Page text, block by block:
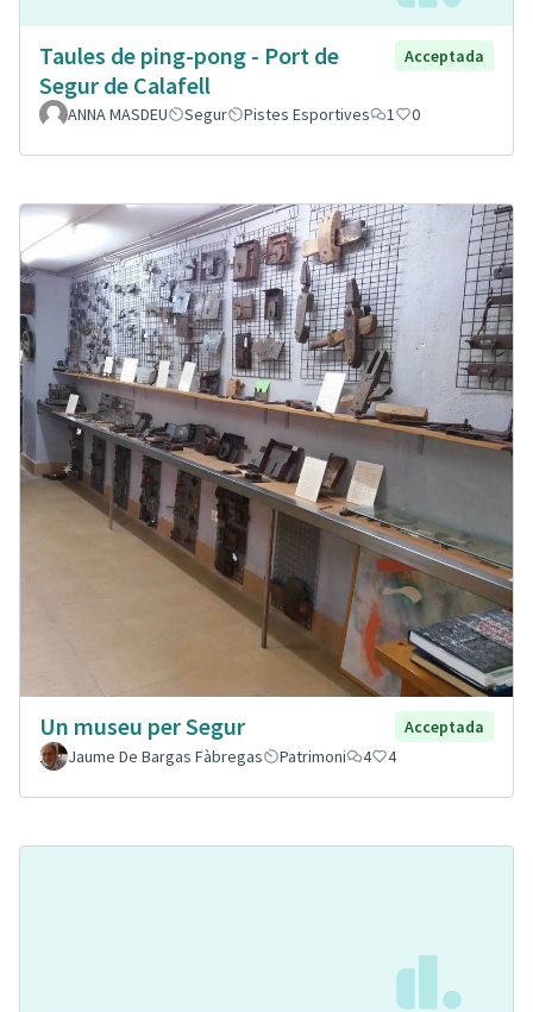
Taules de ping-pong - Port de
Segur de Calafell
Acceptada
ANNA MASDEU Segur Pistes Esportives 1 0
Un museu per Segur
Acceptada
Jaume De Bargas Fàbregas
Patrimoni 4 4